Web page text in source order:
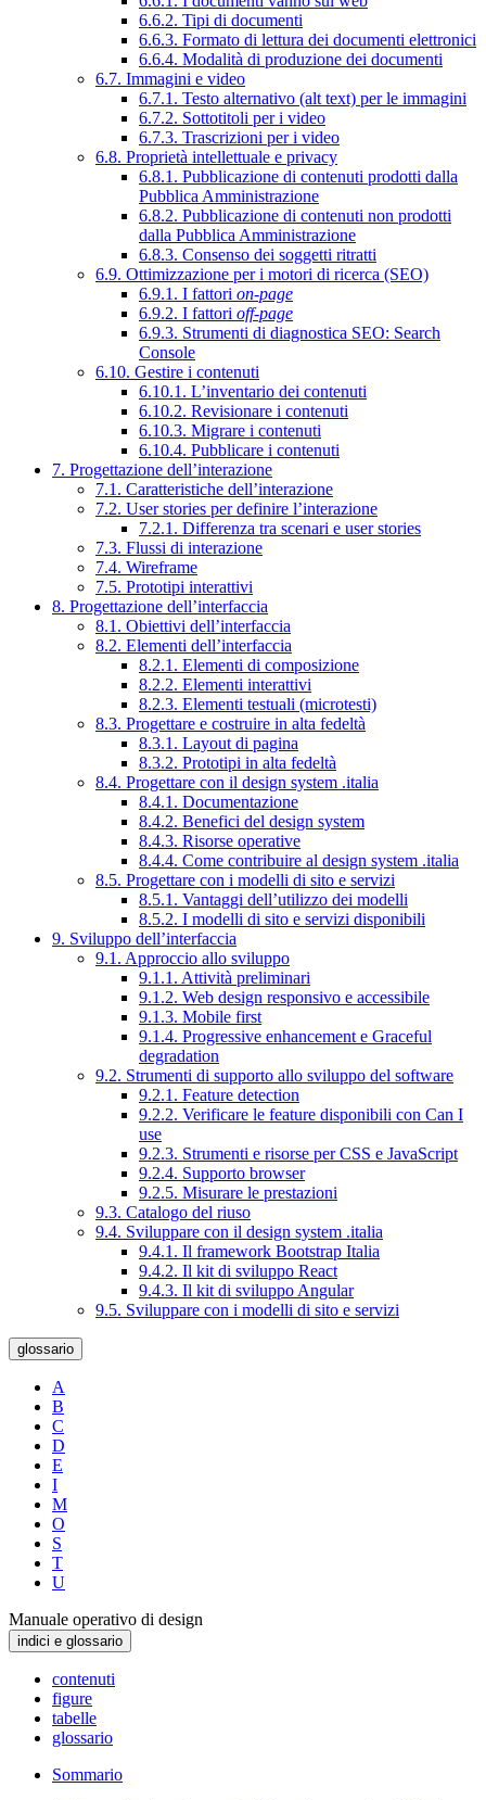
6.6.2. Tipi di documenti
6.6.3. Formato di lettura dei documenti elettronici
6.6.4. Modalità di produzione dei documenti
6.7. Immagini e video
6.7.1. Testo alternativo (alt text) per le immagini
6.7.2. Sottotitoli per i video
6.7.3. Trascrizioni per i video
6.8. Proprietà intellettuale e privacy
6.8.1. Pubblicazione di contenuti prodotti dalla
Pubblica Amministrazione
6.8.2. Pubblicazione di contenuti non prodotti
dalla Pubblica Amministrazione
6.8.3. Consenso dei soggetti ritratti
6.9. Ottimizzazione per i motori di ricerca (SEO)
6.9.1. I fattori on-page
6.9.2. I fattori off-page
6.9.3. Strumenti di diagnostica SEO: Search
Console
6.10. Gestire i contenuti
6.10.1. L’inventario dei contenuti
6.10.2. Revisionare i contenuti
6.10.3. Migrare i contenuti
6.10.4. Pubblicare i contenuti
7. Progettazione dell’interazione
7.1. Caratteristiche dell’interazione
7.2. User stories per definire l’interazione
7.2.1. Differenza tra scenari e user stories
7.3. Flussi di interazione
7.4. Wireframe
7.5. Prototipi interattivi
8. Progettazione dell’interfaccia
8.1. Obiettivi dell’interfaccia
8.2. Elementi dell’interfaccia
8.2.1. Elementi di composizione
8.2.2. Elementi interattivi
8.2.3. Elementi testuali (microtesti)
8.3. Progettare e costruire in alta fedeltà
8.3.1. Layout di pagina
8.3.2. Prototipi in alta fedeltà
8.4. Progettare con il design system .italia
8.4.1. Documentazione
8.4.2. Benefici del design system
8.4.3. Risorse operative
8.4.4. Come contribuire al design system .italia
8.5. Progettare con i modelli di sito e servizi
8.5.1. Vantaggi dell’utilizzo dei modelli
8.5.2. I modelli di sito e servizi disponibili
9. Sviluppo dell’interfaccia
9.1. Approccio allo sviluppo
9.1.1. Attività preliminari
9.1.2. Web design responsivo e accessibile
9.1.3. Mobile first
9.1.4. Progressive enhancement e Graceful
degradation
9.2. Strumenti di supporto allo sviluppo del software
9.2.1. Feature detection
9.2.2. Verificare le feature disponibili con Can I
use
9.2.3. Strumenti e risorse per CSS e JavaScript
9.2.4. Supporto browser
9.2.5. Misurare le prestazioni
9.3. Catalogo del riuso
9.4. Sviluppare con il design system .italia
9.4.1. Il framework Bootstrap Italia
9.4.2. Il kit di sviluppo React
9.4.3. Il kit di sviluppo Angular
9.5. Sviluppare con i modelli di sito e servizi
glossario
A
B
C
D
E
I
M
O
S
T
U
Manuale operativo di design
indici e glossario
contenuti
figure
tabelle
glossario
Sommario